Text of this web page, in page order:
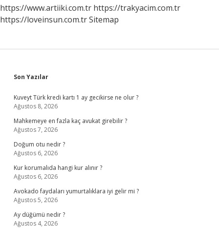
https://www.artiiki.com.tr https://trakyacim.com.tr
https://loveinsun.com.trSitemap
Sidebar
Son Yazılar
Kuveyt Türk kredi kartı 1 ay gecikirse ne olur ?
Ağustos 8, 2026
Mahkemeye en fazla kaç avukat girebilir ?
Ağustos 7, 2026
Doğum otu nedir ?
Ağustos 6, 2026
Kur korumalıda hangi kur alınır ?
Ağustos 6, 2026
Avokado faydaları yumurtalıklara iyi gelir mi ?
Ağustos 5, 2026
Ay düğümü nedir ?
Ağustos 4, 2026